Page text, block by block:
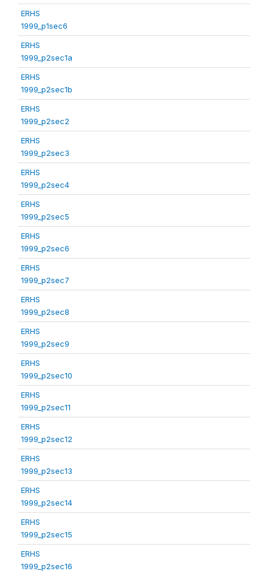
ERHS
1999_p1sec6
ERHS
1999_p2sec1a
ERHS
1999_p2sec1b
ERHS
1999_p2sec2
ERHS
1999_p2sec3
ERHS
1999_p2sec4
ERHS
1999_p2sec5
ERHS
1999_p2sec6
ERHS
1999_p2sec7
ERHS
1999_p2sec8
ERHS
1999_p2sec9
ERHS
1999_p2sec10
ERHS
1999_p2sec11
ERHS
1999_p2sec12
ERHS
1999_p2sec13
ERHS
1999_p2sec14
ERHS
1999_p2sec15
ERHS
1999_p2sec16